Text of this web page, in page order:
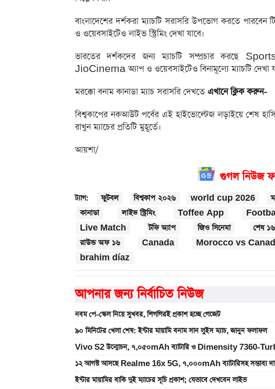
বাংলাদেশের দর্শকরা ম্যাচটি সরাসরি উপভোগ করতে
ও ওয়েবসাইটেও লাইভ স্ট্রিমিং দেখা যাবে।
ভারতের দর্শকদের জন্য ম্যাচটি সম্প্রচার করছে
JioCinema অ্যাপ ও ওয়েবসাইটেও বিনামূল্যে ম্যাচটি দেখা
মরক্কো বনাম কানাডা ম্যাচ সরাসরি দেখতে এখানে ক্লিক করুন-
বিশ্বকাপের নকআউট পর্বের এই হাইভোল্টেজ লড়াইয়ে শেষ
রাখুন ম্যাচের প্রতিটি মুহূর্তে।
আয়শা/
গুগল নিউজ
ট্যাগ: ফুটবল বিশ্বকাপ ২০২৬ world cup 2026
কানাডা
লাইভ স্ট্রিমিং Toffee App
Live Match
টফি অ্যাপ জিও সিনেমা শেষ ১৬
রাউন্ড অফ ১৬
Canada Morocco vs
brahim díaz
আপনার জন্য নির্বাচিত নিউজ
নবম পে-স্কেল নিয়ে সুখবর, শিগগিরই প্রকাশ হচ্ছে গেজেট
৯০ মিনিটের খেলা শেষ: ইন্টার মায়ামি বনাম সান লুইস ম্যাচ, জানুন ফলাফল
Vivo S2 উন্মোচন, ৭,০৫০mAh ব্যাটারি ও Dimensity 7360-Turbo
১২ আগস্ট আসছে Realme 16x 5G, ৭,০০০mAh ব্যাটারিসহ সম্ভাব্য
ইন্টার মায়ামির বাকি দুই ম্যাচের সূচি প্রকাশ; যেভাবে দেখবেন লাইভ